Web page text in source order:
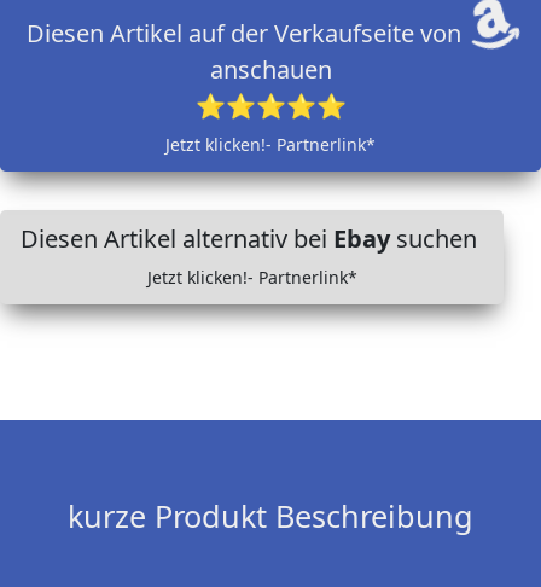
Diesen Artikel auf der Verkaufseite von
anschauen
⭐⭐⭐⭐⭐
Jetzt klicken!- Partnerlink*
Diesen Artikel alternativ bei Ebaysuchen
Jetzt klicken!- Partnerlink*
kurze Produkt Beschreibung